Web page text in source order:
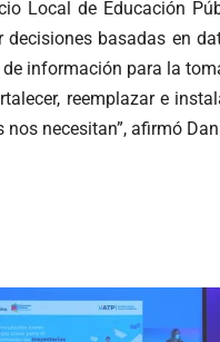
Local de Educación
basadas en
de información para la
reemplazar e
nos necesitan”, afirmó